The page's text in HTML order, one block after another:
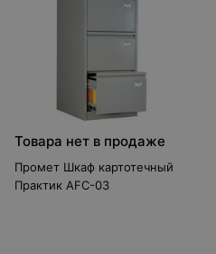
Товара нет в продаже
Промет Шкаф картотечный
Практик AFC-03